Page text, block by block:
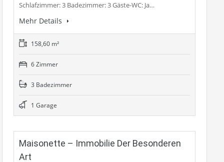
Schlafzimmer: 3 Badezimmer: 3 Gäste-WC: Ja…
Mehr Details
158,60 m²
6 Zimmer
3 Badezimmer
1 Garage
Maisonette – Immobilie Der Besonderen
Art